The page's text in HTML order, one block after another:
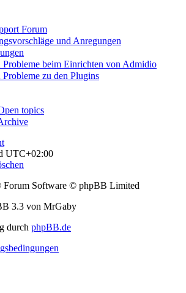
Forum
und Anregungen
beim Einrichten von Admidio
zu den Plugins
topics
UTC+02:00
Forum Software © phpBB Limited
3.3 von MrGaby
durch phpBB.de